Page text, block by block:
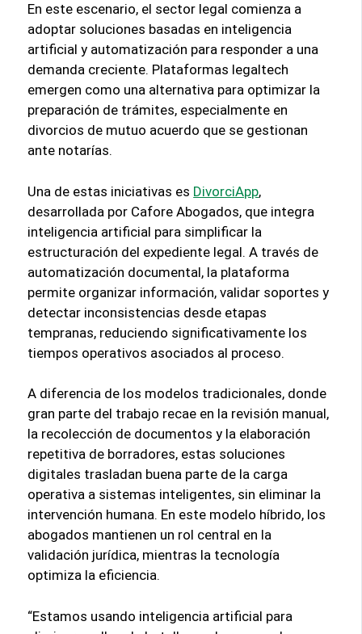
En este escenario, el sector legal comienza a
adoptar soluciones basadas en inteligencia
artificial y automatización para responder a una
demanda creciente. Plataformas legaltech
emergen como una alternativa para optimizar la
preparación de trámites, especialmente en
divorcios de mutuo acuerdo que se gestionan
ante notarías.
Una de estas iniciativas es DivorciApp,
desarrollada por Cafore Abogados, que integra
inteligencia artificial para simplificar la
estructuración del expediente legal. A través de
automatización documental, la plataforma
permite organizar información, validar soportes y
detectar inconsistencias desde etapas
tempranas, reduciendo significativamente los
tiempos operativos asociados al proceso.
A diferencia de los modelos tradicionales, donde
gran parte del trabajo recae en la revisión manual,
la recolección de documentos y la elaboración
repetitiva de borradores, estas soluciones
digitales trasladan buena parte de la carga
operativa a sistemas inteligentes, sin eliminar la
intervención humana. En este modelo híbrido, los
abogados mantienen un rol central en la
validación jurídica, mientras la tecnología
optimiza la eficiencia.
“Estamos usando inteligencia artificial para